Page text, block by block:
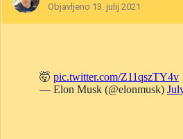
Objavljeno 13. julij 2021